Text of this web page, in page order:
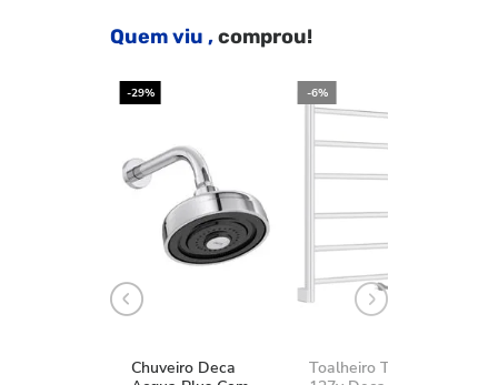
Quem viu ,comprou!
-29%
Chuveiro Deca
-6%
Toalheiro Térmico